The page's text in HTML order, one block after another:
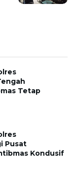
Tetap
Pusat
Kondusif